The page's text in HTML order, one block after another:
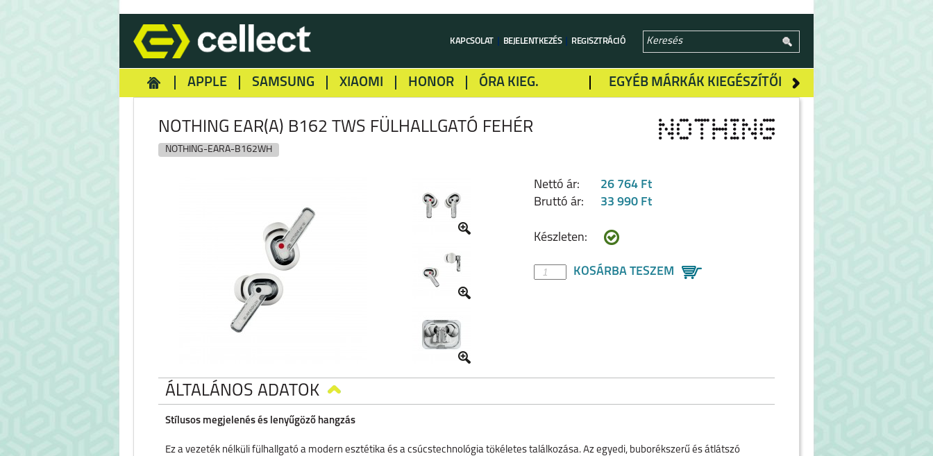
KAPCSOLAT BEJELENTKEZÉS REGISZTRÁCIÓ
EGYÉB MÁRKÁK KIEGÉSZÍTŐI
APPLE SAMSUNG XIAOMI HONOR ÓRA KIEG.
NOTHING EAR(A) B162 TWS FÜLHALLGATÓ FEHÉR
NOTHING-EARA-B162WH
Nettó ár:
26 764 Ft
Bruttó ár:
33 990 Ft
Készleten:
KOSÁRBA TESZEM
ÁLTALÁNOS ADATOK
Stílusos megjelenés és lenyűgöző hangzás
Ez a vezeték nélküli fülhallgató a modern esztétika és a csúcstechnológia tökéletes találkozása. Az egyedi, buborékszerű és átlátszó